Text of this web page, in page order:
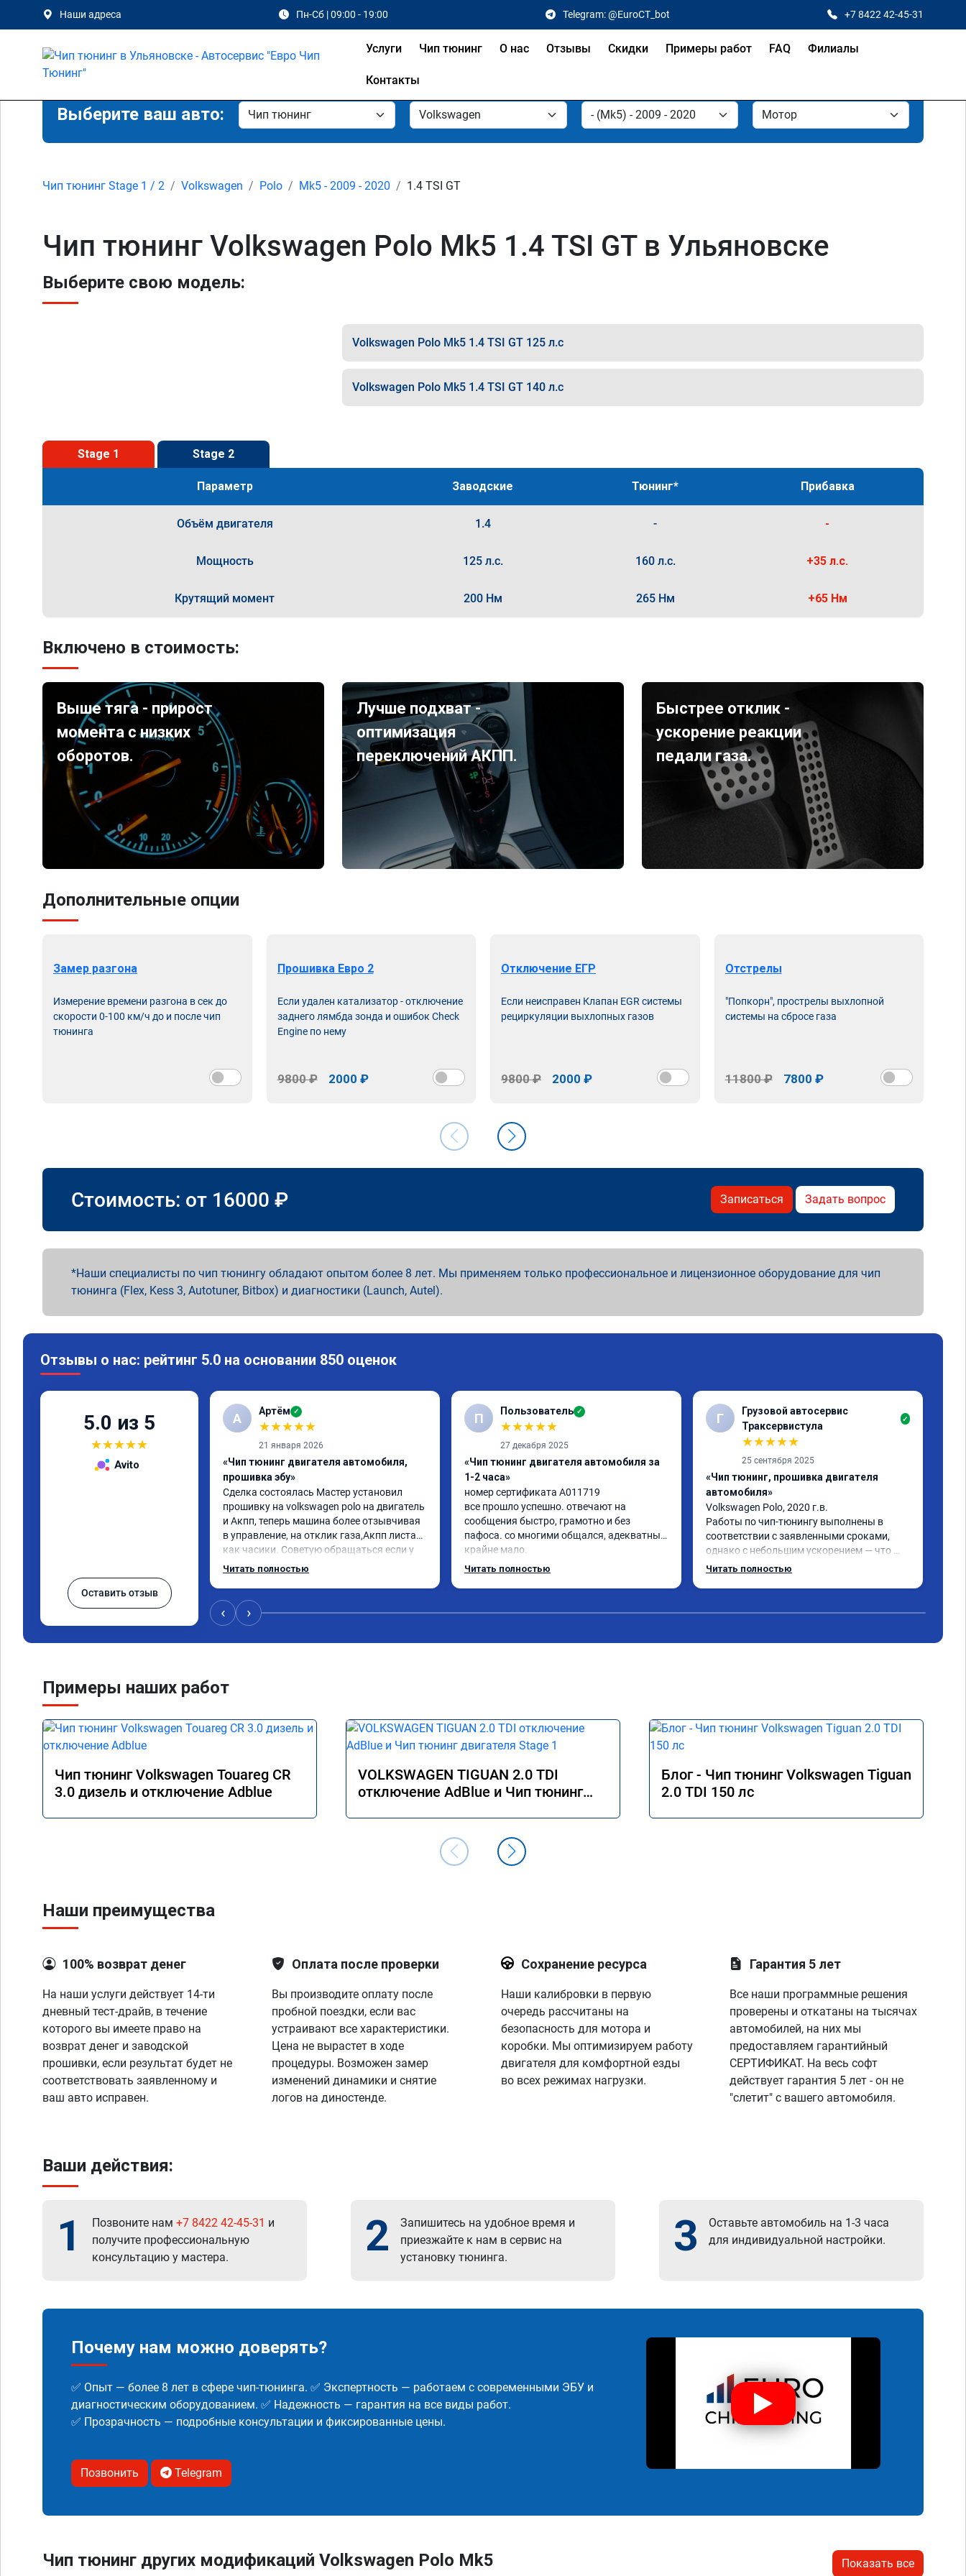
Наши адреса Пн-Сб | 09:00 - 19:00 Telegram: @EuroCT_bot +7 8422 42-45-31
Услуги Чип тюнинг О нас Отзывы Скидки Примеры работ FAQ Филиалы
Контакты
Выберите ваш авто:
Чип тюнинг Stage 1 / 2 Volkswagen Polo Mk5 - 2009 - 2020 1.4 TSI GT
Чип тюнинг Volkswagen Polo Mk5 1.4 TSI GT в Ульяновске
Выберите свою модель:
Volkswagen Polo Mk5 1.4 TSI GT 125 л.с
Volkswagen Polo Mk5 1.4 TSI GT 140 л.с
Stage 1 Stage 2
Параметр Заводские Тюнинг* Прибавка
Объём двигателя 1.4 - -
Мощность 125 л.с. 160 л.с. +35 л.с.
Крутящий момент 200 Нм 265 Нм +65 Нм
Включено в стоимость:
Выше тяга - прирост
момента с низких
оборотов.
Лучше подхват -
оптимизация
переключений АКПП.
Быстрее отклик -
ускорение реакции
педали газа.
Дополнительные опции
Замер разгона
Измерение времени разгона в сек до
скорости 0-100 км/ч до и после чип
тюнинга
Прошивка Евро 2
Если удален катализатор - отключение
заднего лямбда зонда и ошибок Check
Engine по нему
9800 ₽ 2000 ₽
Отключение ЕГР
Если неисправен Клапан EGR системы
рециркуляции выхлопных газов
9800 ₽ 2000 ₽
Отстрелы
"Попкорн", прострелы выхлопной
системы на сбросе газа
11800 ₽ 7800 ₽
Стоимость: от 16000 ₽ Записаться Задать вопрос
Наши специалисты по чип тюнингу обладают опытом более 8 лет. Мы применяем только профессиональное и лицензионное оборудование для чип
тюнинга (Flex, Kess 3, Autotuner, Bitbox) и диагностики (Launch, Autel).
Отзывы о нас: рейтинг 5.0 на основании 850 оценок
5.0 из 5
★★★★★
Avito
Оставить отзыв
А Артём ✓
★★★★★
21 января 2026
«Чип тюнинг двигателя автомобиля,
прошивка эбу»
Сделка состоялась Мастер установил
прошивку на volkswagen polo на двигатель
и Акпп, теперь машина более отзывчивая
в управление, на отклик газа,Акпп листает
как часики. Советую обращаться если у
вас возникли проблемы с автомобилем
Читать полностью
П Пользователь ✓
★★★★★
27 декабря 2025
«Чип тюнинг двигателя автомобиля за
1-2 часа»
номер сертификата A011719
все прошло успешно. отвечают на
сообщения быстро, грамотно и без
пафоса. со многими общался, адекватных
крайне мало.
ребята ответили на все вопросы, все
Читать полностью
Г
Грузовой автосервис
Траксервистула
✓
★★★★★
25 сентября 2025
«Чип тюнинг, прошивка двигателя
автомобиля»
Volkswagen Polo, 2020 г.в.
Работы по чип-тюнингу выполнены в
соответствии с заявленными сроками,
однако с небольшим ускорением — что
является положительным моментом!
Читать полностью
‹ ›
Примеры наших работ
Чип тюнинг Volkswagen Touareg CR
3.0 дизель и отключение Adblue
VOLKSWAGEN TIGUAN 2.0 TDI
отключение AdBlue и Чип тюнинг
Блог - Чип тюнинг Volkswagen Tiguan
2.0 TDI 150 лс
Наши преимущества
100% возврат денег
На наши услуги действует 14-ти
дневный тест-драйв, в течение
которого вы имеете право на
возврат денег и заводской
прошивки, если результат будет не
соответствовать заявленному и
ваш авто исправен.
Оплата после проверки
Вы производите оплату после
пробной поездки, если вас
устраивают все характеристики.
Цена не вырастет в ходе
процедуры. Возможен замер
изменений динамики и снятие
логов на диностенде.
Сохранение ресурса
Наши калибровки в первую
очередь рассчитаны на
безопасность для мотора и
коробки. Мы оптимизируем работу
двигателя для комфортной езды
во всех режимах нагрузки.
Гарантия 5 лет
Все наши программные решения
проверены и откатаны на тысячах
автомобилей, на них мы
предоставляем гарантийный
СЕРТИФИКАТ. На весь софт
действует гарантия 5 лет - он не
"слетит" с вашего автомобиля.
Ваши действия:
1 Позвоните нам +7 8422 42-45-31 и
получите профессиональную
консультацию у мастера.
2
Запишитесь на удобное время и
приезжайте к нам в сервис на
установку тюнинга.
3
Оставьте автомобиль на 1-3 часа
для индивидуальной настройки.
Почему нам можно доверять?
✅ Опыт — более 8 лет в сфере чип-тюнинга. ✅ Экспертность — работаем с современными ЭБУ и
диагностическим оборудованием. ✅ Надежность — гарантия на все виды работ.
✅ Прозрачность — подробные консультации и фиксированные цены.
Позвонить Telegram
Чип тюнинг других модификаций Volkswagen Polo Mk5 Показать все